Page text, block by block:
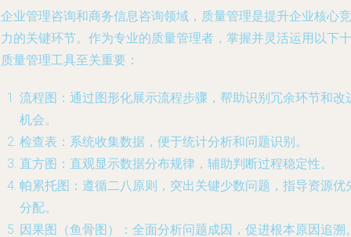
业管理咨询和商务信息咨询领域，质量管理是提升企业核心竞
的关键环节。作为专业的质量管理者，掌握并灵活运用以下十
量管理工具至关重要：
流程图：通过图形化展示流程步骤，帮助识别冗余环节和改
机会。
检查表：系统收集数据，便于统计分析和问题识别。
直方图：直观显示数据分布规律，辅助判断过程稳定性。
帕累托图：遵循二八原则，突出关键少数问题，指导资源优
分配。
因果图（鱼骨图）：全面分析问题成因，促进根本原因追溯